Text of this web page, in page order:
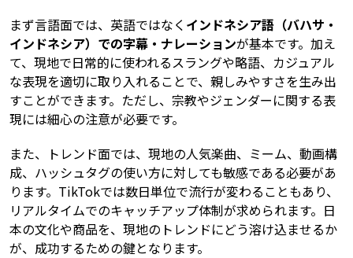
まず言語面では、英語ではなく インドネシア語（バハサ・
インドネシア）での字幕・ナレーションが基本です。加え
て、現地で日常的に使われるスラングや略語、カジュアル
な表現を適切に取り入れることで、親しみやすさを生み出
すことができます。ただし、宗教やジェンダーに関する表
現には細心の注意が必要です。
また、トレンド面では、現地の人気楽曲、ミーム、動画構
成、ハッシュタグの使い方に対しても敏感である必要があ
ります。TikTokでは数日単位で流行が変わることもあり、
リアルタイムでのキャッチアップ体制が求められます。日
本の文化や商品を、現地のトレンドにどう溶け込ませるか
が、成功するための鍵となります。